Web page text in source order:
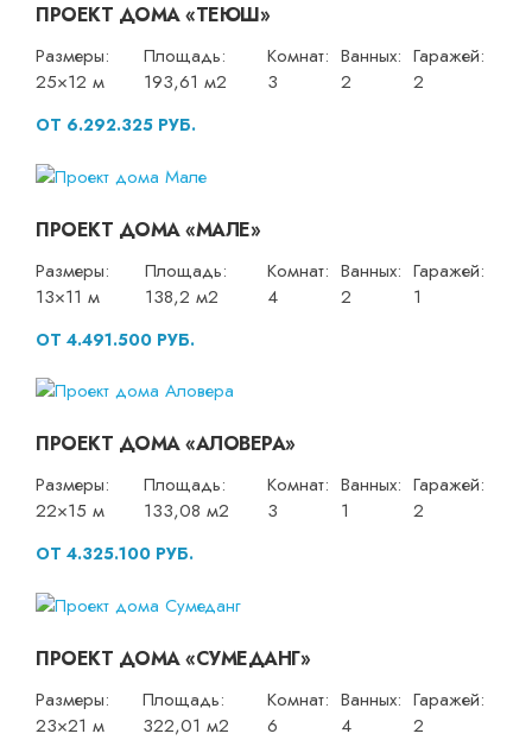
ПРОЕКТ ДОМА «ТЕЮШ»
Размеры:
25×12 м
Площадь:
193,61 м2
Комнат:
3
Ванных:
2
Гаражей:
2
ОТ 6.292.325 РУБ.
ПРОЕКТ ДОМА «МАЛЕ»
Размеры:
13×11 м
Площадь:
138,2 м2
Комнат:
4
Ванных:
2
Гаражей:
1
ОТ 4.491.500 РУБ.
ПРОЕКТ ДОМА «АЛОВЕРА»
Размеры:
22×15 м
Площадь:
133,08 м2
Комнат:
3
Ванных:
1
Гаражей:
2
ОТ 4.325.100 РУБ.
ПРОЕКТ ДОМА «СУМЕДАНГ»
Размеры:
23×21 м
Площадь:
322,01 м2
Комнат:
6
Ванных:
4
Гаражей:
2